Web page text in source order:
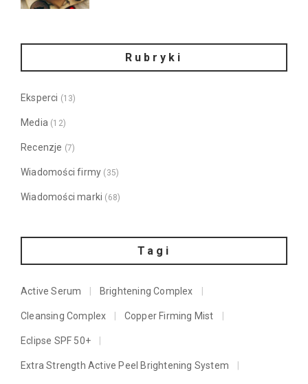
Rubryki
Eksperci (13)
Media (12)
Recenzje (7)
Wiadomości firmy (35)
Wiadomości marki (68)
Tagi
Active Serum Brightening Complex
Cleansing Complex Copper Firming Mist
Eclipse SPF 50+
Extra Strength Active Peel Brightening System